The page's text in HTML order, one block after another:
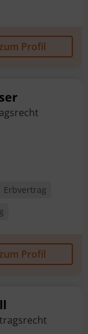
Profil
Erbvertrag
Profil